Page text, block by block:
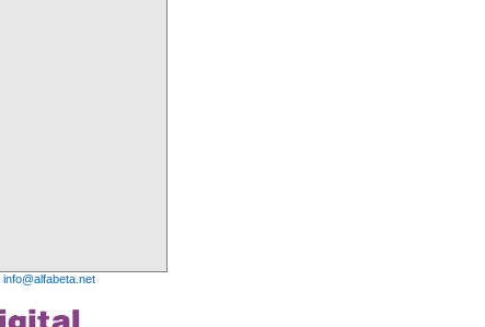
info@alfabeta.net